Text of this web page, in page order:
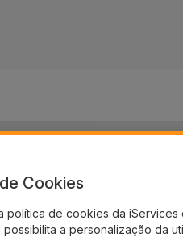
Tem a bateria do
Cookies
política de cookies da
a personalização da